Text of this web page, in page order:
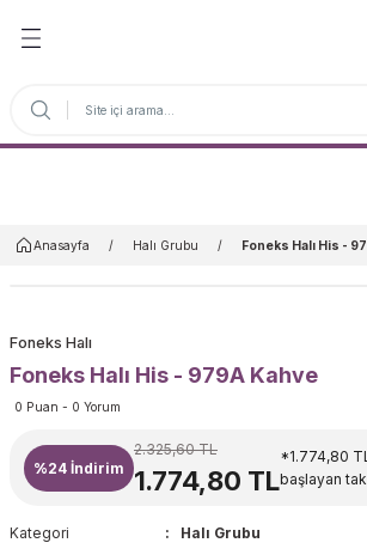
Anasayfa Halı Grubu Foneks Halı His -
Foneks Halı
Foneks Halı His - 979A Kahve
0 Puan - 0 Yorum
%24 İndirim
2.325,60 TL
1.774,80 TL
*1.774,80
başlayan
Kategori
Halı Grubu